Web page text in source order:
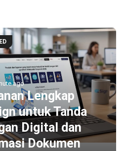
ago
Lengkap
untuk Tanda
Digital dan
Dokumen